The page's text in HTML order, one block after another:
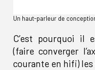
Un haut-parleur de
C’est pourquoi il
(faire converger
courante en hifi)